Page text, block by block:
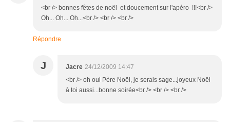
<br /> bonnes fêtes de noël et doucement sur l'apéro !!!<br />
Oh... Oh... Oh...<br /> <br /> <br />
Répondre
J Jacre 24/12/2009 14:47
<br /> oh oui Père Noël, je serais sage...joyeux Noël
à toi aussi...bonne soirée<br /> <br /> <br />